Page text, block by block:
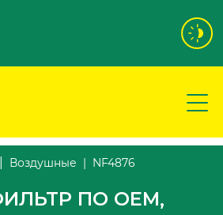
Воздушные NF4876
ПО OEM,